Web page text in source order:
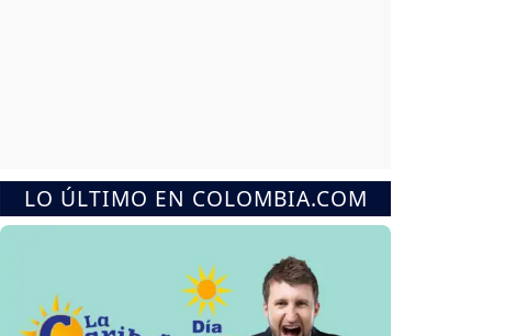
LO ÚLTIMO EN COLOMBIA.COM